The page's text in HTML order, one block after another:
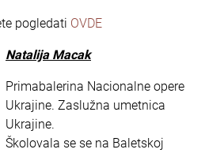
pogledati OVDE
Natalija Macak
Primabalerina Nacionalne opere
Ukrajine. Zaslužna umetnica
Ukrajine.
Školovala se se na Baletskoj